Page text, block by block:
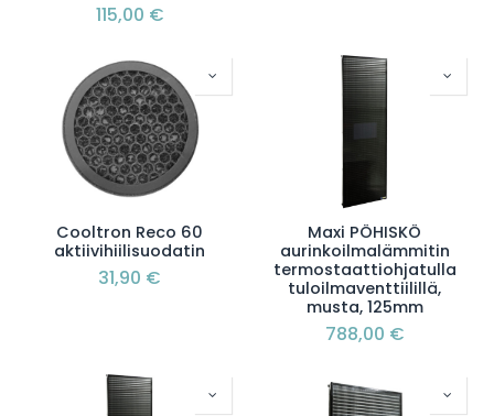
115,00 €
Cooltron Reco 60
aktiivihiilisuodatin
31,90 €
Maxi PÖHISKÖ
aurinkoilmalämmitin
termostaattiohjatulla
tuloilmaventtiilillä,
musta, 125mm
788,00 €